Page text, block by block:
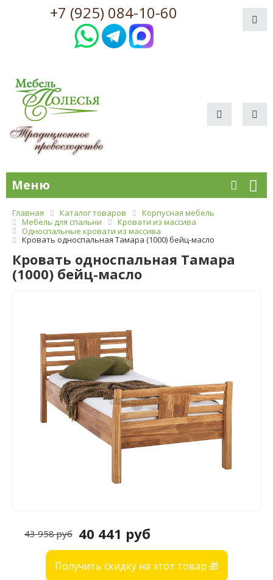
+7 (925) 084-10-60
Меню
Главная Каталог товаров
Корпусная мебель
Мебель для спальни
Кровати из массива
Односпальные кровати из массива
Кровать односпальная Тамара (1000) бейц-масло
Кровать односпальная Тамара
(1000) бейц-масло
40 441 руб
43 958 руб
Получить скидку на этот товар 🎁